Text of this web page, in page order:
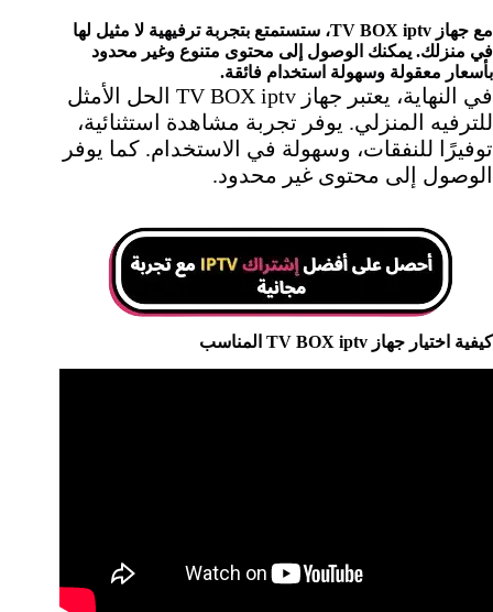
مع جهاز TV BOX iptv، ستستمتع بتجربة ترفيهية لا مثيل لها
في منزلك. يمكنك الوصول إلى محتوى متنوع وغير محدود
بأسعار معقولة وسهولة استخدام فائقة.
في النهاية، يعتبر جهاز TV BOX iptv الحل الأمثل
للترفيه المنزلي. يوفر تجربة مشاهدة استثنائية،
توفيرًا للنفقات، وسهولة في الاستخدام. كما يوفر
الوصول إلى محتوى غير محدود.
كيفية اختيار جهاز TV BOX iptv المناسب